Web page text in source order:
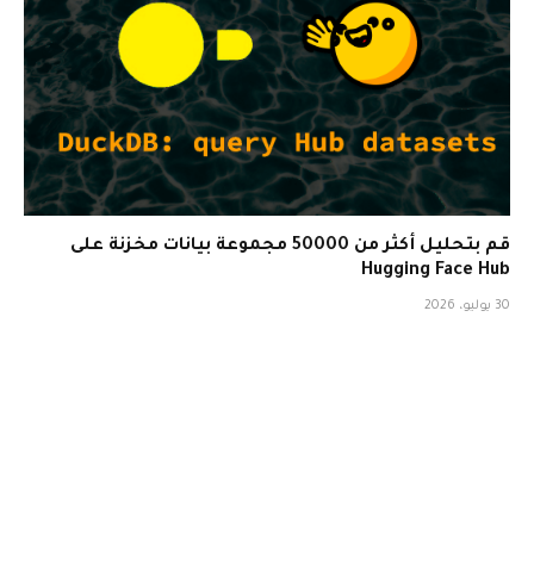
قم بتحليل أكثر من 50000 مجموعة بيانات مخزنة على
Hugging Face Hub
30 يوليو، 2026